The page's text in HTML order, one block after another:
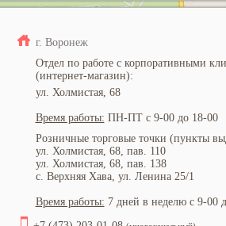
г. Воронеж
Отдел по работе с корпоративными
(интернет-магазин):
ул. Холмистая, 68
Время работы: ПН-ПТ с 9-00 до 18-00
Розничные торговые точки (пункты
ул. Холмистая, 68, пав. 110
ул. Холмистая, 68, пав. 138
с. Верхняя Хава, ул. Ленина 25/1
Время работы: 7 дней в неделю с 9-00